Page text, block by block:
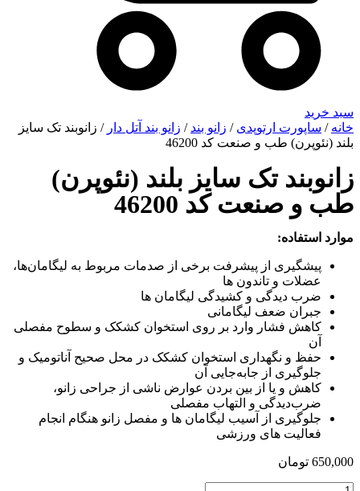
سبد خرید
خانه / ساپورت ارتوپدی / زانو بند / زانو بند آتل دار / زانوبند تک سایز
بلند (نئوپرن) طب و صنعت کد 46200
زانوبند تک سایز بلند (نئوپرن)
طب و صنعت کد 46200
موارد استفاده:
پیشگیری از پیشرفت برخی از صدمات مربوط به لیگامان‌ها،
عضلات و تاندون‌ ها
ضرب‌ دیدگی و کشیدگی لیگامان ها
جبران ضعف لیگامانی
کاهش فشار وارد بر روی استخوان کشکک و سطوح مفصلی
آن
حفظ و نگهداری استخوان کشکک در محل صحیح آناتومیک و
جلوگیری از جا‌به‌جایی آن
کاهش و یا از بین بردن عوارض ناشی از جراحی زانو،
ضرب‌دیدگی و التهاب مفصلی
جلوگیری از آسیب لیگامان ‌ها و مفصل زانو هنگام انجام
فعالیت ‌های ورزشی
650,000 تومان